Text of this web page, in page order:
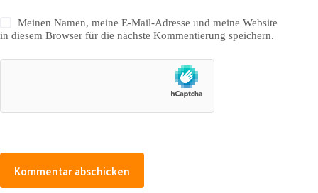
Meinen Namen, meine E-Mail-Adresse und meine Website
in diesem Browser für die nächste Kommentierung speichern.
Kommentar abschicken